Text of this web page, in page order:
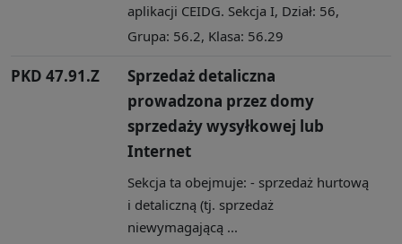
aplikacji CEIDG. Sekcja I, Dział: 56,
Grupa: 56.2, Klasa: 56.29
PKD 47.91.Z
Sprzedaż detaliczna
prowadzona przez domy
sprzedaży wysyłkowej lub
Internet
Sekcja ta obejmuje: - sprzedaż hurtową
i detaliczną (tj. sprzedaż
niewymagającą ...